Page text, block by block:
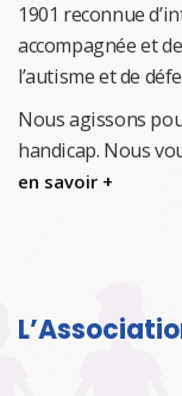
1901 reconnue
accompagnée et
l’autisme et de
Nous agissons
handicap. Nous
en savoir +